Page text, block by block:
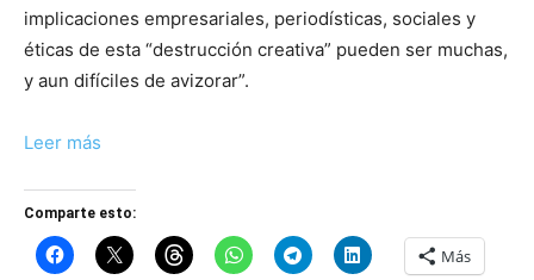
implicaciones empresariales, periodísticas, sociales y
éticas de esta “destrucción creativa” pueden ser muchas,
y aun difíciles de avizorar”.
Leer más
Comparte esto:
Más